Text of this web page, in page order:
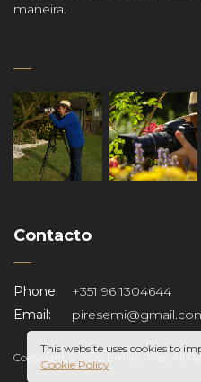
maneira.
Contacto
Phone:
+351 96 1304644
Email:
Copyright © 2022 Emília Pires. All
This website uses cookies to
Cookie Policy